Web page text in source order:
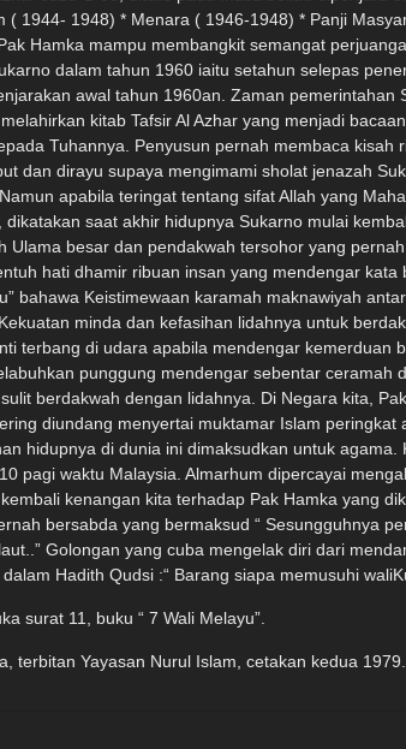
surat 11, buku “ 7 Wali Melayu”.
terbitan Yayasan Nurul Islam, cetakan kedua 1979.